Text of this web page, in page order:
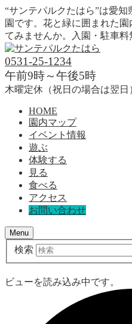
“サンテパルクたはら”は愛
園です。花と緑に囲まれた
てみませんか。入園・駐車料
0531-25-1234
午前9時～午後5時
木曜定休（祝日の場合は翌日
HOME
園内マップ
イベント情報
遊ぶ
体験する
見る
食べる
アクセス
お問い合わせ
Menu
検索
ビューを読み込み中です。